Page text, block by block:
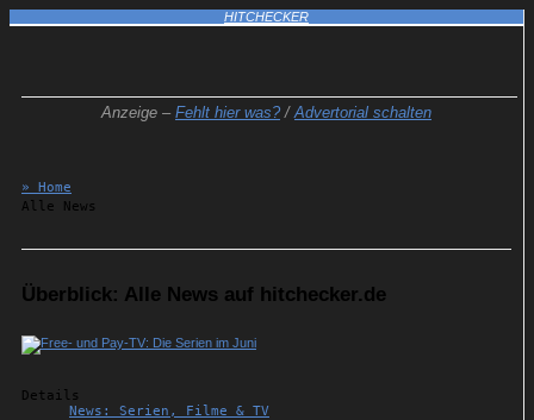
HITCHECKER
Anzeige – Fehlt hier was? /Advertorial schalten
» Home
Alle News
Überblick: Alle News auf hitchecker.de
Details
News: Serien, Filme & TV